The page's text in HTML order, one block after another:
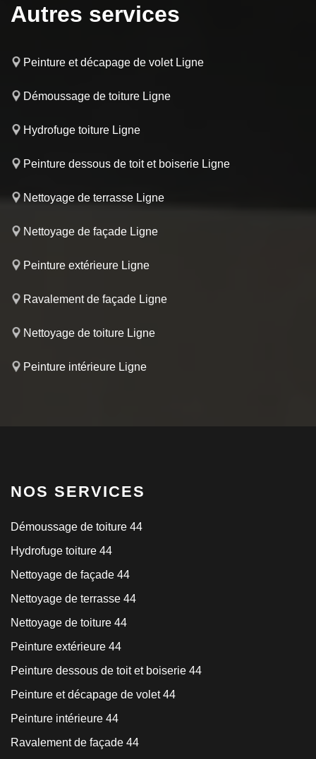
Autres services
Peinture et décapage de volet Ligne
Démoussage de toiture Ligne
Hydrofuge toiture Ligne
Peinture dessous de toit et boiserie Ligne
Nettoyage de terrasse Ligne
Nettoyage de façade Ligne
Peinture extérieure Ligne
Ravalement de façade Ligne
Nettoyage de toiture Ligne
Peinture intérieure Ligne
NOS SERVICES
Démoussage de toiture 44
Hydrofuge toiture 44
Nettoyage de façade 44
Nettoyage de terrasse 44
Nettoyage de toiture 44
Peinture extérieure 44
Peinture dessous de toit et boiserie 44
Peinture et décapage de volet 44
Peinture intérieure 44
Ravalement de façade 44